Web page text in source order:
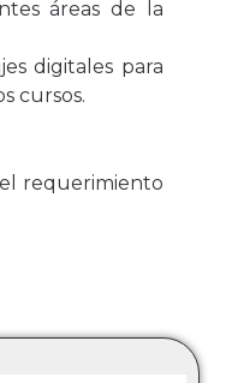
áreas de la
digitales para
cursos.
requerimiento